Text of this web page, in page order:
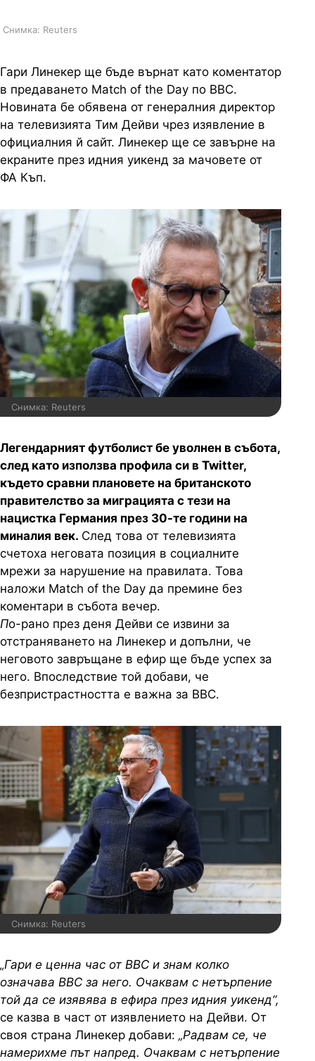
Снимка: Reuters
Гари Линекер ще бъде върнат като коментатор
в предаването Match of the Day по BBC.
Новината бе обявена от генералния директор
на телевизията Тим Дейви чрез изявление в
официалния й сайт. Линекер ще се завърне на
екраните през идния уикенд за мачовете от
ФА Къп.
Снимка: Reuters
Легендарният футболист бе уволнен в събота,
след като използва профила си в Twitter,
където сравни плановете на британското
правителство за миграцията с тези на
нацистка Германия през 30-те години на
миналия век. След това от телевизията
счетоха неговата позиция в социалните
мрежи за нарушение на правилата. Това
наложи Match of the Day да премине без
коментари в събота вечер.
По-рано през деня Дейви се извини за
отстраняването на Линекер и допълни, че
неговото завръщане в ефир ще бъде успех за
него. Впоследствие той добави, че
безпристрастността е важна за BBC.
Снимка: Reuters
„Гари е ценна час от BBC и знам колко
означава BBC за него. Очаквам с нетърпение
той да се изявява в ефира през идния уикенд“,
се казва в част от изявлението на Дейви. От
своя страна Линекер добави: „Радвам се, че
намерихме път напред. Очаквам с нетърпение